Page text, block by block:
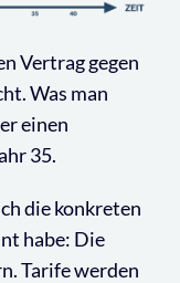
Vertrag gegen
Was man
einen
35.
die konkreten
habe: Die
Tarife werden